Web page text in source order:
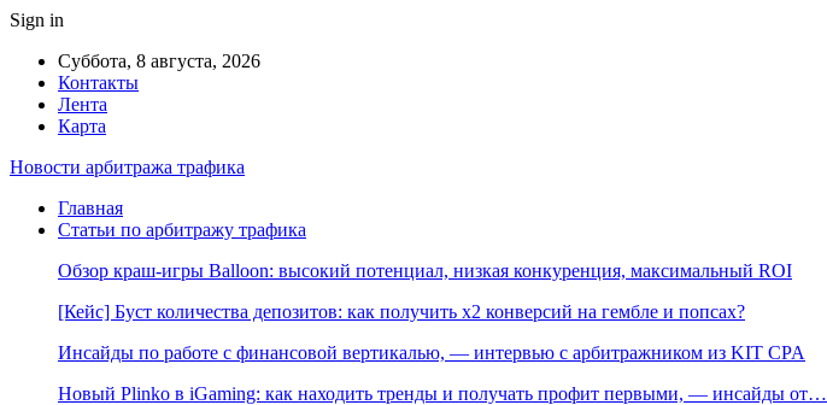
Sign in
Суббота, 8 августа, 2026
Контакты
Лента
Карта
Новости арбитража трафика
Главная
Статьи по арбитражу трафика
Обзор краш-игры Balloon: высокий потенциал, низкая конкуренция, максимальный ROI
[Кейс] Буст количества депозитов: как получить х2 конверсий на гембле и попсах?
Инсайды по работе с финансовой вертикалью, — интервью с арбитражником из KIT CPA
Новый Plinko в iGaming: как находить тренды и получать профит первыми, — инсайды от…